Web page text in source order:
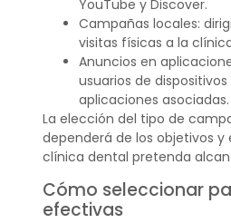
YouTube y Discover.
Campañas locales:
visitas físicas a la
Anuncios en
usuarios de
aplicaciones asociadas.
La elección del tipo de
dependerá de los objetivos y
clínica dental pretenda
Cómo seleccionar
efectivas